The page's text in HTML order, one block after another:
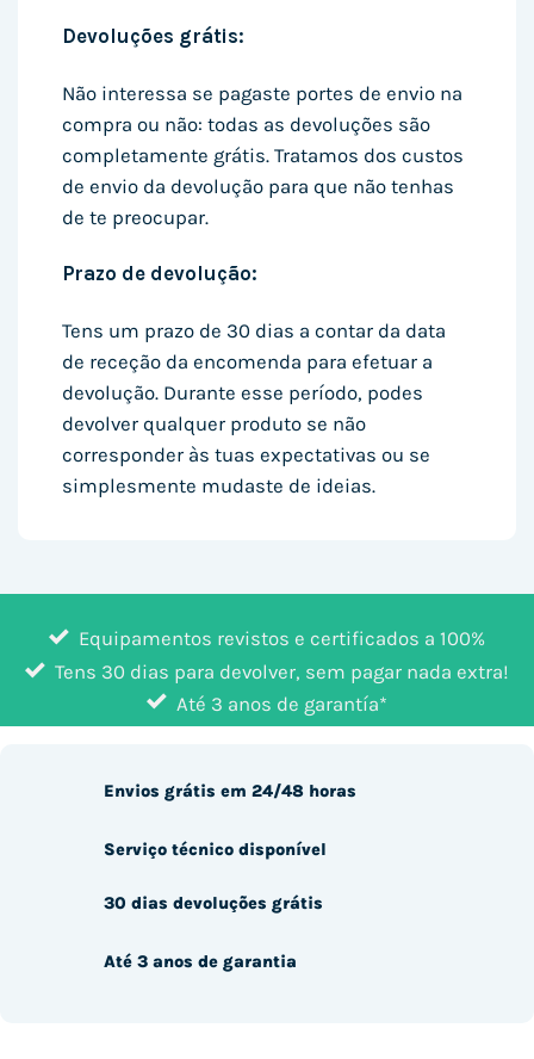
Devoluções grátis:
Não interessa se pagaste portes de envio na
compra ou não: todas as devoluções são
completamente grátis. Tratamos dos custos
de envio da devolução para que não tenhas
de te preocupar.
Prazo de devolução:
Tens um prazo de 30 dias a contar da data
de receção da encomenda para efetuar a
devolução. Durante esse período, podes
devolver qualquer produto se não
corresponder às tuas expectativas ou se
simplesmente mudaste de ideias.
Equipamentos revistos e certificados a 100%
Tens 30 dias para devolver, sem pagar nada extra!
Até 3 anos de garantía*
Envios grátis em 24/48 horas
Serviço técnico disponível
30 dias devoluções grátis
Até 3 anos de garantia